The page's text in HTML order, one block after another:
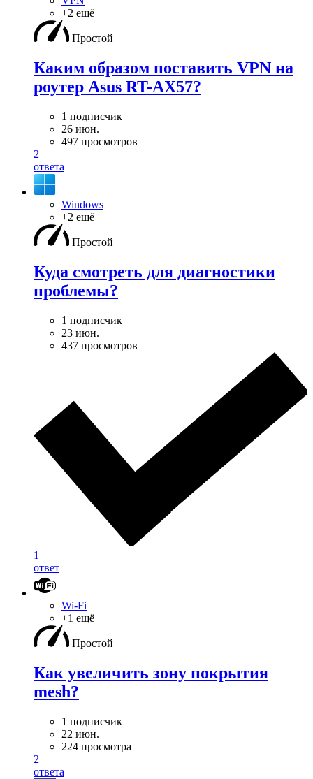
+2 ещё
Простой
Каким образом поставить VPN на
роутер Asus RT-AX57?
1 подписчик
26 июн.
497 просмотров
2
ответа
Windows
+2 ещё
Простой
Куда смотреть для диагностики
проблемы?
1 подписчик
23 июн.
437 просмотров
1
ответ
Wi-Fi
+1 ещё
Простой
Как увеличить зону покрытия
mesh?
1 подписчик
22 июн.
224 просмотра
2
ответа